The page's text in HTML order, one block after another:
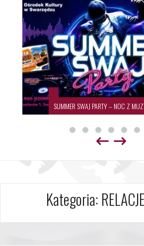
SUMMER SWAJ PARTY – NOC Z
Kategoria: